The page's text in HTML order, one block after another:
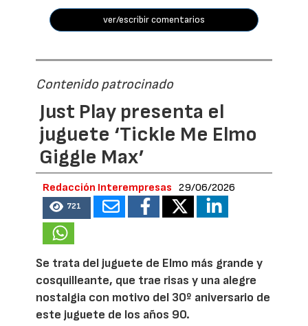
ver/escribir comentarios
Contenido patrocinado
Just Play presenta el
juguete ‘Tickle Me Elmo
Giggle Max’
Redacción Interempresas 29/06/2026
721
Se trata del juguete de Elmo más grande y
cosquilleante, que trae risas y una alegre
nostalgia con motivo del 30º aniversario de
este juguete de los años 90.